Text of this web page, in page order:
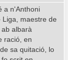
a n'Anthoni
Liga, maestre de
ab albarà
ració, en
sa quitació, lo